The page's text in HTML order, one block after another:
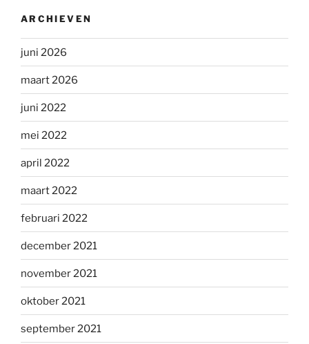
ARCHIEVEN
juni 2026
maart 2026
juni 2022
mei 2022
april 2022
maart 2022
februari 2022
december 2021
november 2021
oktober 2021
september 2021